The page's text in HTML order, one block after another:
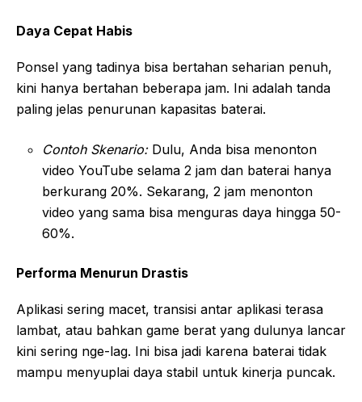
Daya Cepat Habis
Ponsel yang tadinya bisa bertahan seharian penuh,
kini hanya bertahan beberapa jam. Ini adalah tanda
paling jelas penurunan kapasitas baterai.
Contoh Skenario:Dulu, Anda bisa menonton
video YouTube selama 2 jam dan baterai hanya
berkurang 20%. Sekarang, 2 jam menonton
video yang sama bisa menguras daya hingga 50-
60%.
Performa Menurun Drastis
Aplikasi sering macet, transisi antar aplikasi terasa
lambat, atau bahkan game berat yang dulunya lancar
kini sering nge-lag. Ini bisa jadi karena baterai tidak
mampu menyuplai daya stabil untuk kinerja puncak.